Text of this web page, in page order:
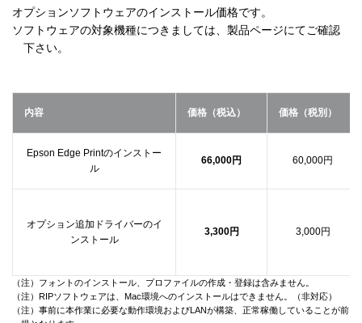
オプションソフトウェアのインストール価格です。
ソフトウェアの対象機種につきましては、製品ページにてご確認
下さい。
内容 価格（税込） 価格（税別）
Epson Edge Printのインストー
ル
66,000円 60,000円
オプション追加ドライバーのイ
ンストール
3,300円 3,000円
（注）フォントのインストール、プロファイルの作成・登録は含みません。
（注）RIPソフトウェアは、Mac環境へのインストールはできません。（非対応）
（注）事前に本作業に必要な動作環境およびLANが構築、正常稼働していることが前